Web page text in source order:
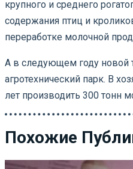
крупного и среднего
содержания птиц и
переработке молочной
А в следующем году новой
агротехнический парк. В
лет производить 300 тонн
Похожие